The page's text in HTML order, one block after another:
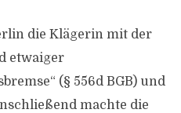
die Klägerin mit der
etwaiger
(§ 556d BGB) und
machte die